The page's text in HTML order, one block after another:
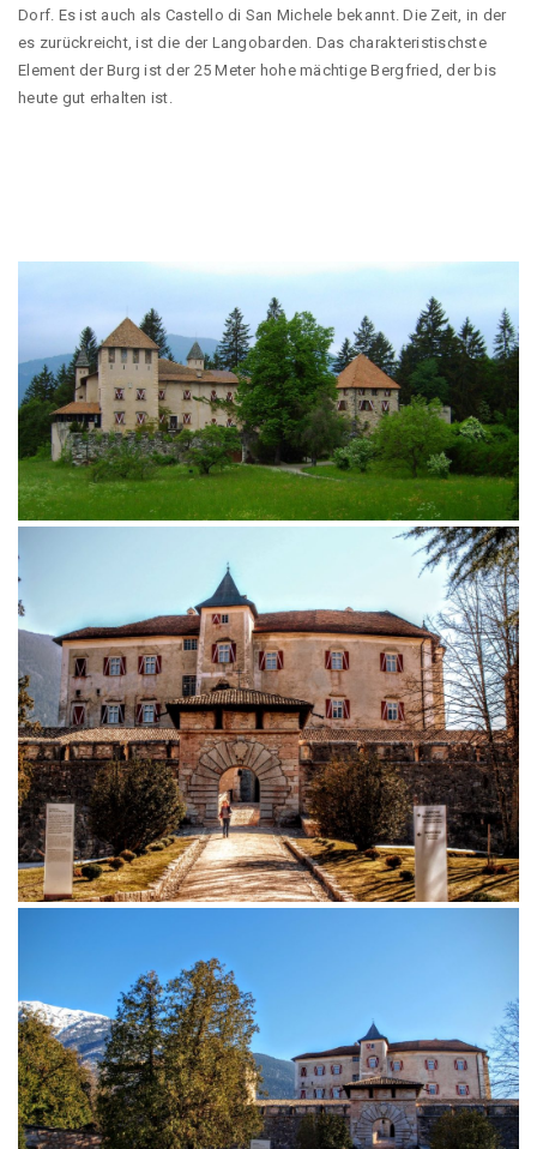
Dorf. Es ist auch als Castello di San Michele bekannt. Die Zeit, in der
es zurückreicht, ist die der Langobarden. Das charakteristischste
Element der Burg ist der 25 Meter hohe mächtige Bergfried, der bis
heute gut erhalten ist.